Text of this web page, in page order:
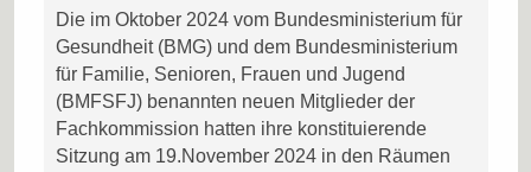
Die im Oktober 2024 vom Bundesministerium für
Gesundheit (BMG) und dem Bundesministerium
für Familie, Senioren, Frauen und Jugend
(BMFSFJ) benannten neuen Mitglieder der
Fachkommission hatten ihre konstituierende
Sitzung am 19.November 2024 in den Räumen